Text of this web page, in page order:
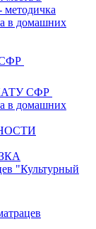
методичка
в домашних
СФР
в домашних
"Культурный